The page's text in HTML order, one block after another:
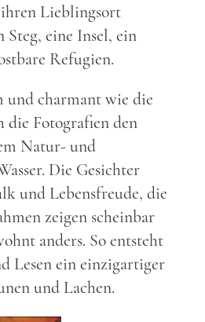
Lieblingsort
Steg, eine Insel, ein
Refugien.
und charmant wie die
die Fotografien den
Natur- und
Die Gesichter
und Lebensfreude, die
zeigen scheinbar
anders. So entsteht
Lesen ein einzigartiger
und Lachen.